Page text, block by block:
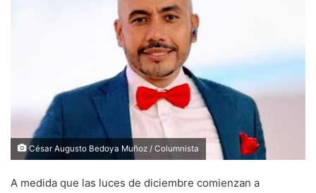
César Augusto Bedoya Muñoz / Columnista
A medida que las luces de diciembre comienzan a